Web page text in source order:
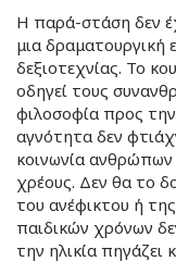
Η παρά-στάση δεν
μια δραματουργική
δεξιοτεχνίας. Το
οδηγεί τους
φιλοσοφία προς
αγνότητα δεν
κοινωνία
χρέους. Δεν θα το
του ανέφικτου ή
παιδικών χρόνων
την ηλικία πηγάζει